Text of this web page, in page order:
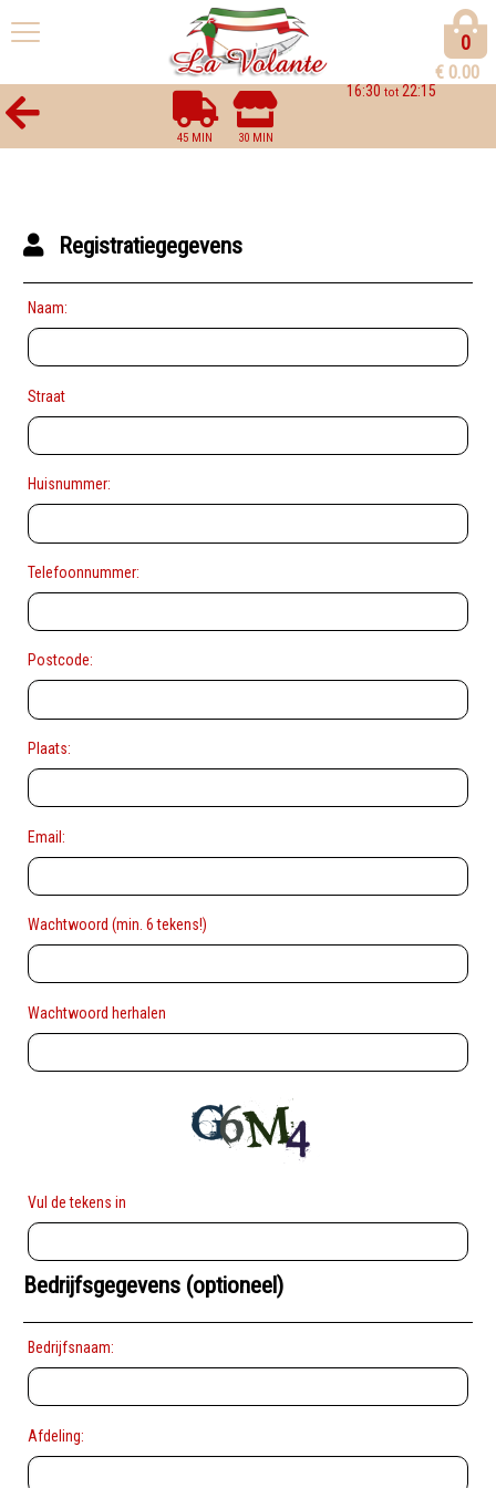
0
€ 0.00
45 MIN 30 MIN
16:30 tot22:15
Registratiegegevens
Naam:
Straat
Huisnummer:
Telefoonnummer:
Postcode:
Plaats:
Email:
Wachtwoord (min. 6 tekens!)
Wachtwoord herhalen
Vul de tekens in
Bedrijfsgegevens (optioneel)
Bedrijfsnaam:
Afdeling: